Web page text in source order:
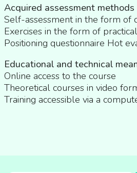
Acquired assessment methods
Self-assessment in the form of
Exercises in the form of
Positioning questionnaire Hot
Educational and technical
Online access to the course
Theoretical courses in video
Training accessible via a